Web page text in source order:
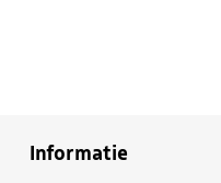
Informatie